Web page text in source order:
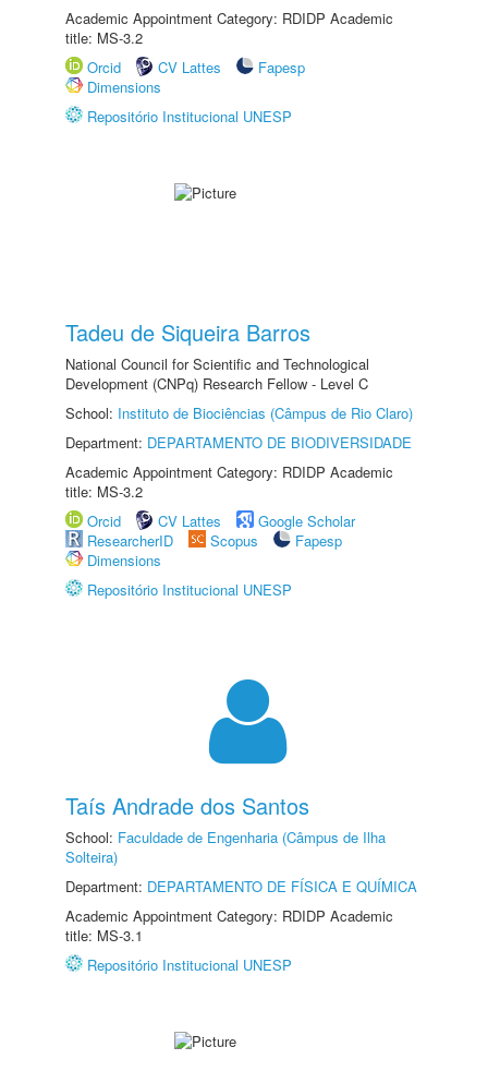
Academic Appointment Category: RDIDP Academic
title: MS-3.2
Orcid
CV Lattes
Fapesp
Dimensions
Repositório Institucional UNESP
Tadeu de Siqueira Barros
National Council for Scientific and Technological
Development (CNPq) Research Fellow - Level C
School: Instituto de Biociências (Câmpus de Rio Claro)
Department: DEPARTAMENTO DE BIODIVERSIDADE
Academic Appointment Category: RDIDP Academic
title: MS-3.2
Orcid
CV Lattes
Google Scholar
ResearcherID
Scopus
Fapesp
Dimensions
Repositório Institucional UNESP
Taís Andrade dos Santos
School: Faculdade de Engenharia (Câmpus de Ilha
Solteira)
Department: DEPARTAMENTO DE FÍSICA E QUÍMICA
Academic Appointment Category: RDIDP Academic
title: MS-3.1
Repositório Institucional UNESP